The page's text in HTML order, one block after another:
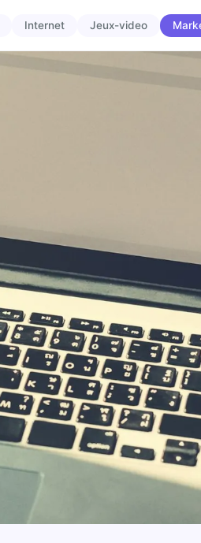
Internet Jeux-video